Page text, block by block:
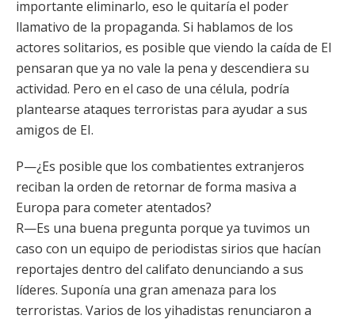
importante eliminarlo, eso le quitaría el poder
llamativo de la propaganda. Si hablamos de los
actores solitarios, es posible que viendo la caída de EI
pensaran que ya no vale la pena y descendiera su
actividad. Pero en el caso de una célula, podría
plantearse ataques terroristas para ayudar a sus
amigos de EI.
P—¿Es posible que los combatientes extranjeros
reciban la orden de retornar de forma masiva a
Europa para cometer atentados?
R—Es una buena pregunta porque ya tuvimos un
caso con un equipo de periodistas sirios que hacían
reportajes dentro del califato denunciando a sus
líderes. Suponía una gran amenaza para los
terroristas. Varios de los yihadistas renunciaron a